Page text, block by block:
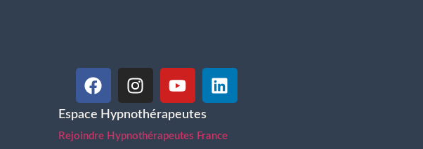
Espace Hypnothérapeutes
Rejoindre Hypnothérapeutes France